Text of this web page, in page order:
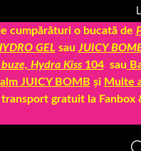
cumpărături o bucată de
GEL sau JUICY
Hydra Kiss 104sau
JUICY BOMB și Multe
gratuit la Fanbox